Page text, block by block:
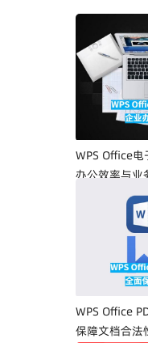
WPS Office
办公效率与业
WPS Office
保障文档合法